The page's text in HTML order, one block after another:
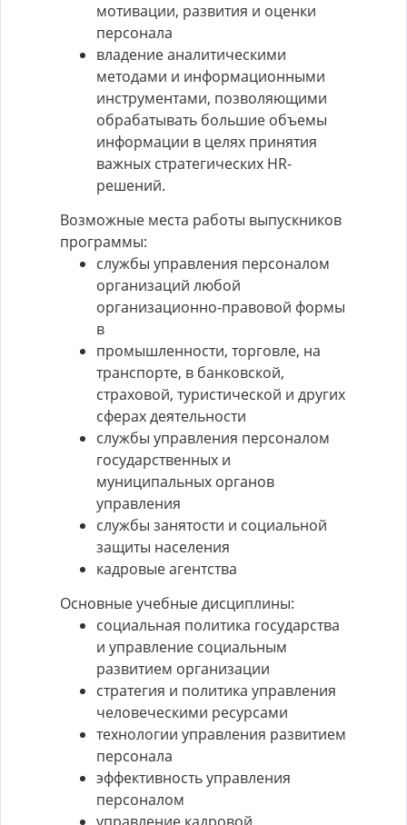
мотивации, развития и оценки
персонала
владение аналитическими
методами и информационными
инструментами, позволяющими
обрабатывать большие объемы
информации в целях принятия
важных стратегических HR-
решений.
Возможные места работы выпускников
программы:
службы управления персоналом
организаций любой
организационно-правовой формы
в
промышленности, торговле, на
транспорте, в банковской,
страховой, туристической и других
сферах деятельности
службы управления персоналом
государственных и
муниципальных органов
управления
службы занятости и социальной
защиты населения
кадровые агентства
Основные учебные дисциплины:
социальная политика государства
и управление социальным
развитием организации
стратегия и политика управления
человеческими ресурсами
технологии управления развитием
персонала
эффективность управления
персоналом